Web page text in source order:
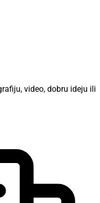
video, dobru ideju ili